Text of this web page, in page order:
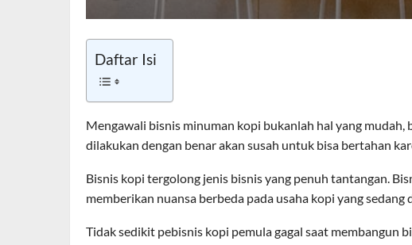
Daftar Isi
Mengawali bisnis minuman kopi bukanlah hal yang
dilakukan dengan benar akan susah untuk bisa bertahan
Bisnis kopi tergolong jenis bisnis yang penuh tantangan.
memberikan nuansa berbeda pada usaha kopi yang sedang
Tidak sedikit pebisnis kopi pemula gagal saat membangun